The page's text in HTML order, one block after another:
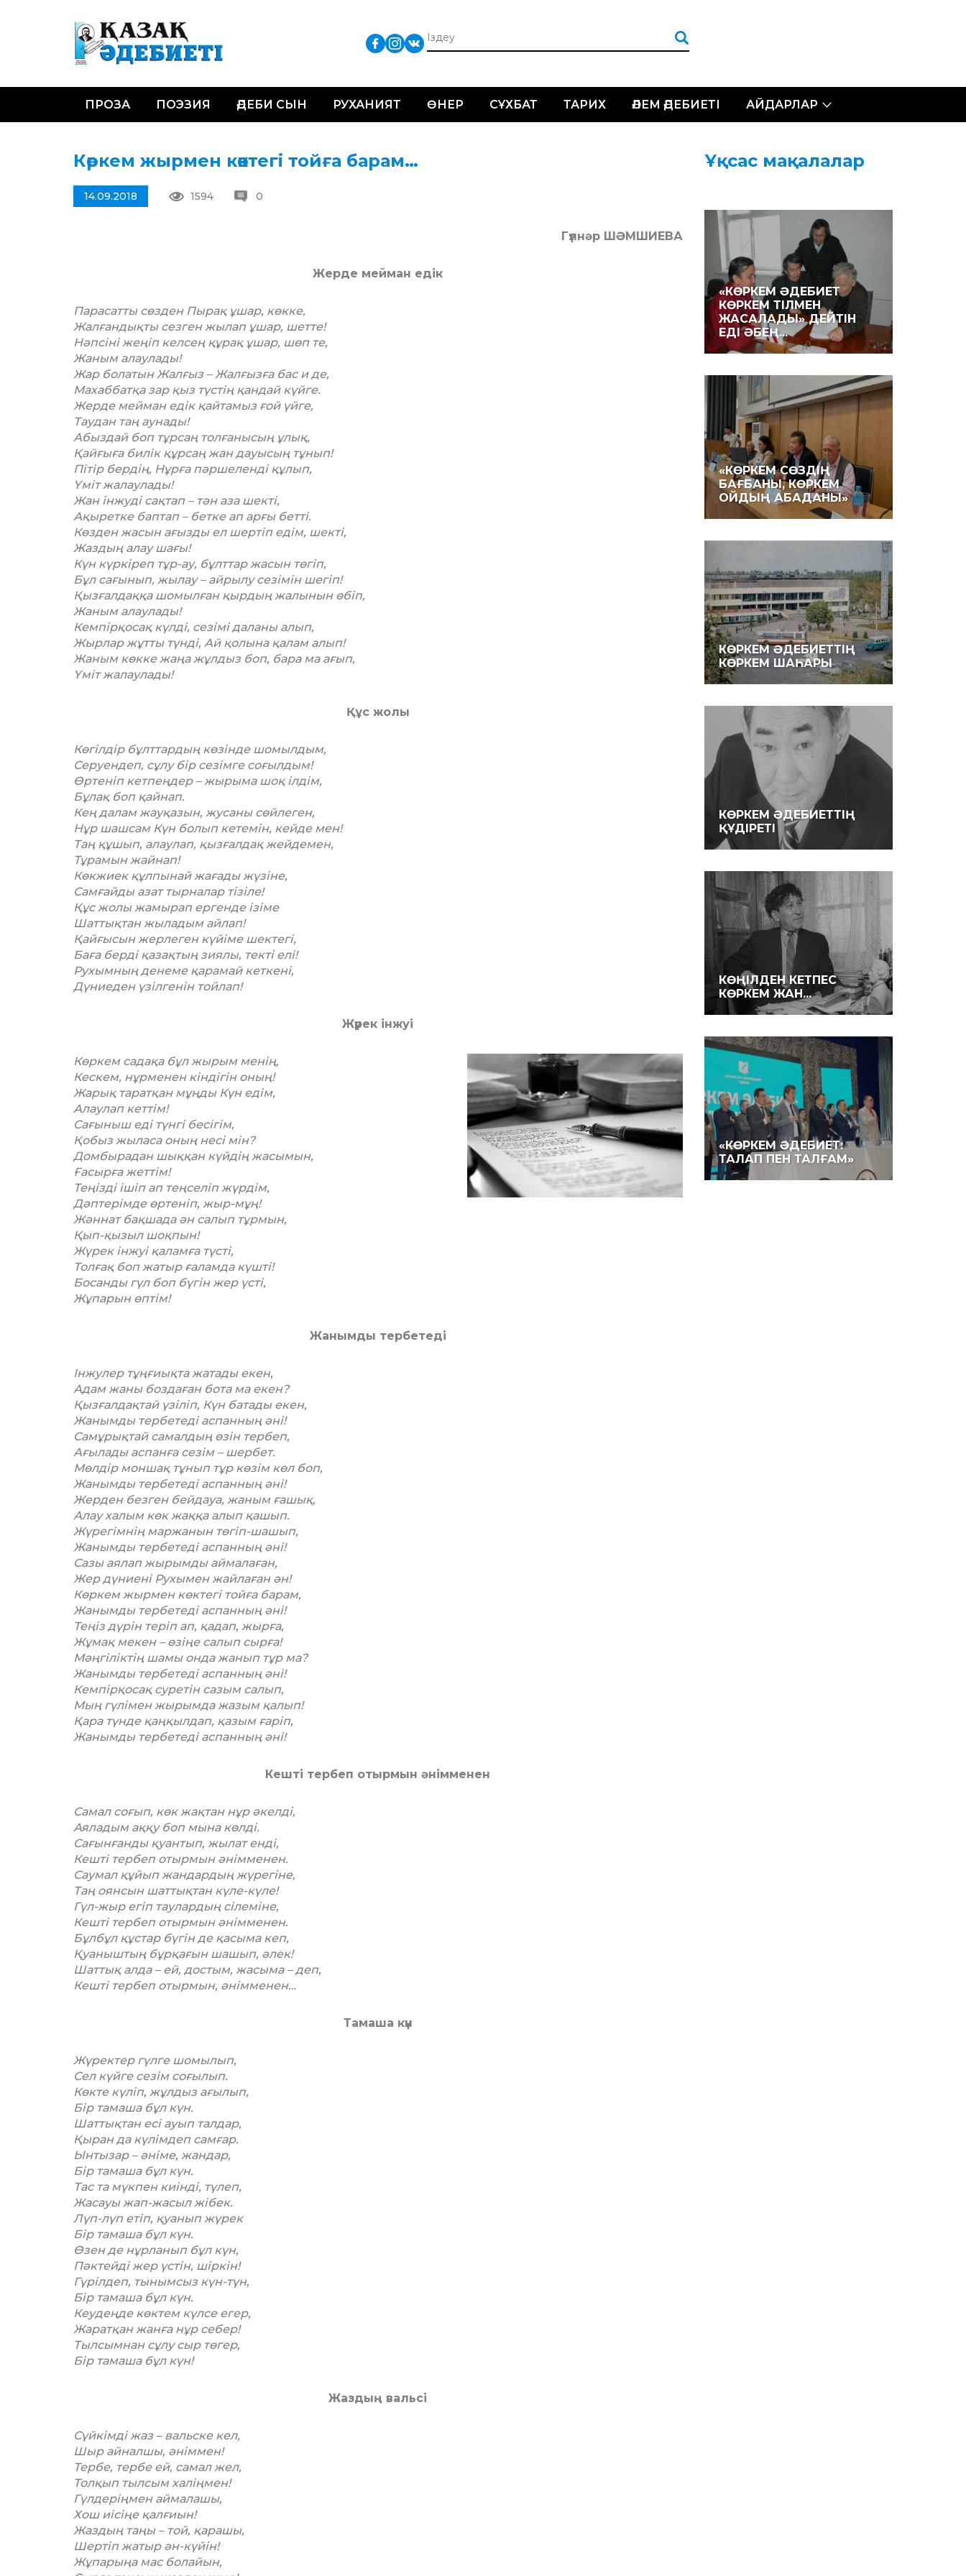
ПРОЗА ПОЭЗИЯ ӘДЕБИ СЫН РУХАНИЯТ ӨНЕР СҰХБАТ ТАРИХ ӘЛЕМ ӘДЕБИЕТІ АЙДАРЛАР
Көркем жырмен көктегі тойға барам…
14.09.2018 1594 0
Гүлнәр ШӘМШИЕВА
Жерде мейман едік
Парасатты сөзден Пырақ ұшар, көкке,
Жалғандықты сезген жылап ұшар, шетте!
Нәпсіні жеңіп келсең құрақ ұшар, шөп те,
Жаным алаулады!
Жар болатын Жалғыз – Жалғызға бас и де,
Махаббатқа зар қыз түстің қандай күйге.
Жерде мейман едік қайтамыз ғой үйге,
Таудан таң аунады!
Абыздай боп тұрсаң толғанысың ұлық,
Қайғыға билік құрсаң жан дауысың тұнып!
Пітір бердің, Нұрға пәршеленді құлып,
Үміт жалаулады!
Жан інжуді сақтап – тән аза шекті,
Ақыретке баптап – бетке ап арғы бетті.
Көзден жасын ағызды ел шертіп едім, шекті,
Жаздың алау шағы!
Күн күркіреп тұр-ау, бұлттар жасын төгіп,
Бұл сағынып, жылау – айрылу сезімін шегіп!
Қызғалдаққа шомылған қырдың жалынын өбіп,
Жаным алаулады!
Кемпірқосақ күлді, сезімі даланы алып,
Жырлар жұтты түнді, Ай қолына қалам алып!
Жаным көкке жаңа жұлдыз боп, бара ма ағып,
Үміт жалаулады!
Құс жолы
Көгілдір бұлттардың көзінде шомылдым,
Серуендеп, сұлу бір сезімге соғылдым!
Өртеніп кетпеңдер – жырыма шоқ ілдім,
Бұлақ боп қайнап.
Кең далам жауқазын, жусаны сөйлеген,
Нұр шашсам Күн болып кетемін, кейде мен!
Таң құшып, алаулап, қызғалдақ жейдемен,
Тұрамын жайнап!
Көкжиек құлпынай жағады жүзіне,
Самғайды азат тырналар тізіле!
Құс жолы жамырап ергенде ізіме
Шаттықтан жыладым айлап!
Қайғысын жерлеген күйіме шектегі,
Баға берді қазақтың зиялы, текті елі!
Рухымның денеме қарамай кеткені,
Дүниеден үзілгенін тойлап!
Жүрек інжуі
Көркем садақа бұл жырым менің,
Кескем, нұрменен кіндігін оның!
Жарық таратқан мұңды Күн едім,
Алаулап кеттім!
Сағыныш еді түнгі бесігім,
Қобыз жыласа оның несі мін?
Домбырадан шыққан күйдің жасымын,
Ғасырға жеттім!
Теңізді ішіп ап теңселіп жүрдім,
Дәптерімде өртеніп, жыр-мұң!
Жәннат бақшада ән салып тұрмын,
Қып-қызыл шоқпын!
Жүрек інжуі қаламға түсті,
Толғақ боп жатыр ғаламда күшті!
Босанды гүл боп бүгін жер үсті,
Жұпарын өптім!
Жанымды тербетеді
Інжулер тұңғиықта жатады екен,
Адам жаны боздаған бота ма екен?
Қызғалдақтай үзіліп, Күн батады екен,
Жанымды тербетеді аспанның әні!
Самұрықтай самалдың өзін тербеп,
Ағылады аспанға сезім – шербет.
Мөлдір моншақ тұнып тұр көзім көл боп,
Жанымды тербетеді аспанның әні!
Жерден безген бейдауа, жаным ғашық,
Алау халым көк жаққа алып қашып.
Жүрегімнің маржанын төгіп-шашып,
Жанымды тербетеді аспанның әні!
Сазы аялап жырымды аймалаған,
Жер дүниені Рухымен жайлаған ән!
Көркем жырмен көктегі тойға барам,
Жанымды тербетеді аспанның әні!
Теңіз дүрін теріп ап, қадап, жырға,
Жұмақ мекен – өзіңе салып сырға!
Мәңгіліктің шамы онда жанып тұр ма?
Жанымды тербетеді аспанның әні!
Кемпірқосақ суретін сазым салып,
Мың гүлімен жырымда жазым қалып!
Қара түнде қаңқылдап, қазым ғаріп,
Жанымды тербетеді аспанның әні!
Кешті тербеп отырмын әнімменен
Самал соғып, көк жақтан нұр әкелді,
Аяладым аққу боп мына көлді.
Сағынғанды қуантып, жылат енді,
Кешті тербеп отырмын әнімменен.
Саумал құйып жандардың жүрегіне,
Таң оянсын шаттықтан күле-күле!
Гүл-жыр егіп таулардың сілеміне,
Кешті тербеп отырмын әнімменен.
Бұлбұл құстар бүгін де қасыма кеп,
Қуаныштың бұрқағын шашып, әлек!
Шаттық алда – ей, достым, жасыма – деп,
Кешті тербеп отырмын, әнімменен…
Тамаша күн
Жүректер гүлге шомылып,
Сел күйге сезім соғылып.
Көкте күліп, жұлдыз ағылып,
Бір тамаша бұл күн.
Шаттықтан есі ауып талдар,
Қыран да күлімдеп самғар.
Ынтызар – әніме, жандар,
Бір тамаша бұл күн.
Тас та мүкпен киінді, түлеп,
Жасауы жап-жасыл жібек.
Лүп-лүп етіп, қуанып жүрек
Бір тамаша бұл күн.
Өзен де нұрланып бұл күн,
Пәктейді жер үстін, шіркін!
Гүрілдеп, тынымсыз күн-түн,
Бір тамаша бұл күн.
Кеудеңде көктем күлсе егер,
Жаратқан жанға нұр себер!
Тылсымнан сұлу сыр төгер,
Бір тамаша бұл күн!
Жаздың вальсі
Сүйкімді жаз – вальске кел,
Шыр айналшы, әніммен!
Тербе, тербе ей, самал жел,
Толқып тылсым халіңмен!
Гүлдеріңмен аймалашы,
Хош иісіңе қалғиын!
Жаздың таңы – той, қарашы,
Шертіп жатыр ән-күйін!
Жұпарыңа мас болайын,
Ұқсас мақалалар
«КӨРКЕМ ӘДЕБИЕТ
КӨРКЕМ ТІЛМЕН
ЖАСАЛАДЫ» ДЕЙТІН
ЕДІ ӘБЕҢ...
«КӨРКЕМ СӨЗДІҢ
БАҒБАНЫ, КӨРКЕМ
ОЙДЫҢ АБАДАНЫ»
КӨРКЕМ ӘДЕБИЕТТІҢ
КӨРКЕМ ШАҺАРЫ
КӨРКЕМ ӘДЕБИЕТТІҢ
ҚҰДІРЕТІ
КӨҢІЛДЕН КЕТПЕС
КӨРКЕМ ЖАН...
«КӨРКЕМ ӘДЕБИЕТ:
ТАЛАП ПЕН ТАЛҒАМ»